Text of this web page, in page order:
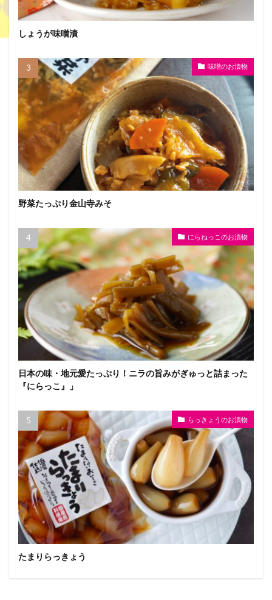
しょうが味噌漬
味噌のお漬物
野菜たっぷり金山寺みそ
にらねっこのお漬物
日本の味・地元愛たっぷり！ニラの旨みがぎゅっと詰まった
『にらっこ』」
らっきょうのお漬物
たまりらっきょう